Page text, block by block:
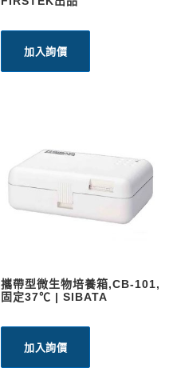
加入詢價
攜帶型微生物培養箱,CB-101,
固定37℃ | SIBATA
加入詢價